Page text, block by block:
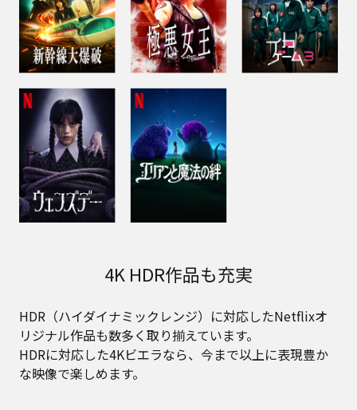
4K HDR作品も充実
HDR（ハイダイナミックレンジ）に対応したNetflixオ
リジナル作品も数多く取り揃えています。
HDRに対応した4Kビエラなら、今まで以上に表現豊か
な映像で楽しめます。